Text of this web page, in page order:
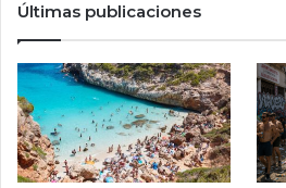
Últimas publicaciones